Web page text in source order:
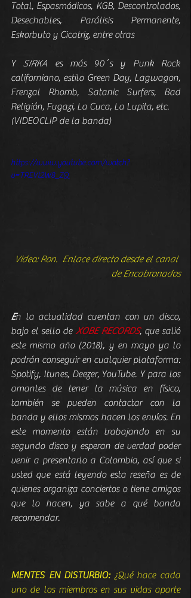
Total, Espasmódicos, KGB, Descontrolados,
Desechables, Parálisis Permanente,
Eskorbuto y Cicatriz, entre otras
Y SIRKA es más 90´s y Punk Rock
californiano, estilo Green Day, Lagwagon,
Frenzal Rhomb, Satanic Surfers, Bad
Religión, Fugazi, La Cuca, La Lupita, etc.
(VIDEOCLIP de la banda)
https://www.youtube.com/watch?
v=TREVt2W8_ZQ
Video: Ron.  Enlace directo desde el canal
de Encabronados
En la actualidad cuentan con un disco,
bajo el sello de XOBE RECORDS, que salió
este mismo año (2018), y en mayo ya lo
podrán conseguir en cualquier plataforma:
Spotify, Itunes, Deezer, YouTube. Y para los
amantes de tener la música en físico,
también se pueden contactar con la
banda y ellos mismos hacen los envíos. En
este momento están trabajando en su
segundo disco y esperan de verdad poder
venir a presentarlo a Colombia, así que si
usted que está leyendo esta reseña es de
quienes organiza conciertos o tiene amigos
que lo hacen, ya sabe a qué banda
recomendar.
MENTES EN DISTURBIO: ¿Qué hace cada
uno de los miembros en sus vidas aparte